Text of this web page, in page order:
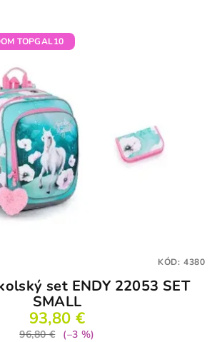
TOPGAL10
set ENDY 22053 SET
SMALL
93,80 €
96,80 €
(–3 %)
KÓD: 4380